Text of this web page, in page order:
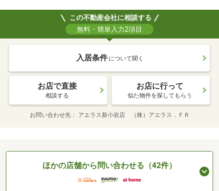
この不動産会社に相談する
無料・簡単入力2項目
入居条件 について聞く
お店で直接
相談する
お店に行って
似た物件を探してもらう
お問い合わせ先 アエラス新小岩店 （株）アエラス．ＦＲ
ほかの店舗から問い合わせる（42件）